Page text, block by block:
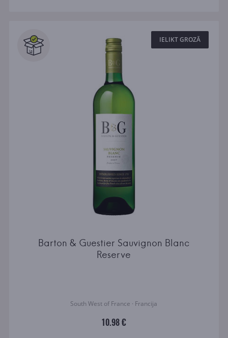
IELIKT GROZĀ
Barton & Guestier Sauvignon Blanc
Reserve
South West of France · Francija
10.98 €